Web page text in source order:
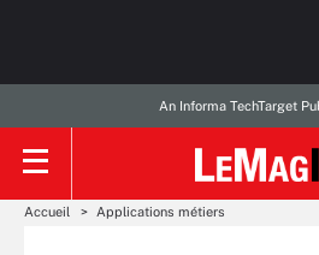
An Informa TechTarget
Accueil Applications métiers